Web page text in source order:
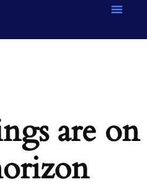
are on